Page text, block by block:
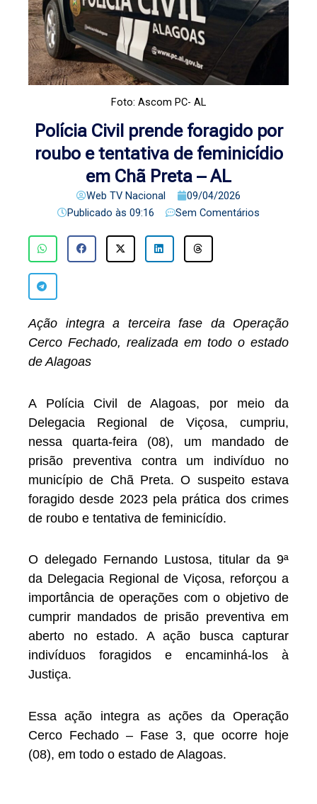
Foto: Ascom PC- AL
Polícia Civil prende foragido por
roubo e tentativa de feminicídio
em Chã Preta – AL
Web TV Nacional
09/04/2026
Publicado às 09:16 Sem Comentários
Ação integra a terceira fase da Operação
Cerco Fechado, realizada em todo o estado
de Alagoas
A Polícia Civil de Alagoas, por meio da
Delegacia Regional de Viçosa, cumpriu,
nessa quarta-feira (08), um mandado de
prisão preventiva contra um indivíduo no
município de Chã Preta. O suspeito estava
foragido desde 2023 pela prática dos crimes
de roubo e tentativa de feminicídio.
O delegado Fernando Lustosa, titular da 9ª
da Delegacia Regional de Viçosa, reforçou a
importância de operações com o objetivo de
cumprir mandados de prisão preventiva em
aberto no estado. A ação busca capturar
indivíduos foragidos e encaminhá-los à
Justiça.
Essa ação integra as ações da Operação
Cerco Fechado – Fase 3, que ocorre hoje
(08), em todo o estado de Alagoas.